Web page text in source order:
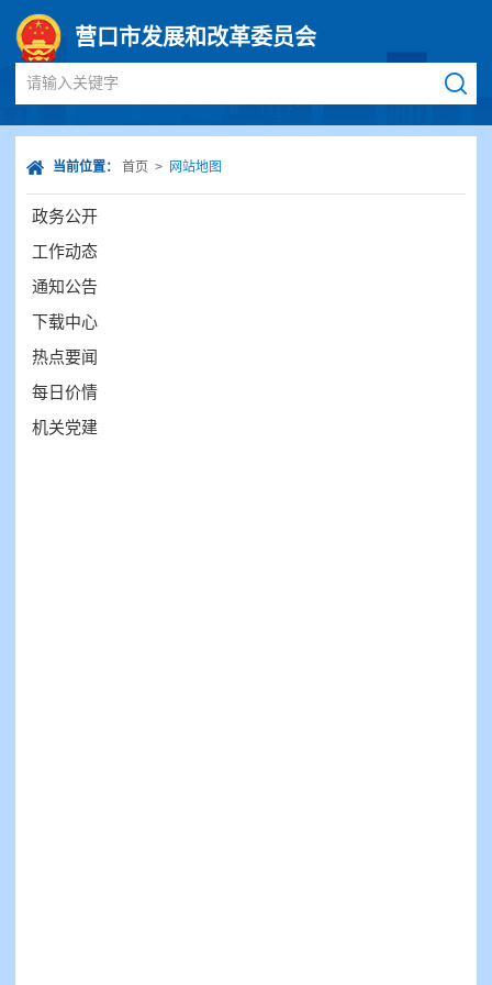
营口市发展和改革委员会
请输入关键字
当前位置： 首页 > 网站地图
政务公开
工作动态
通知公告
下载中心
热点要闻
每日价情
机关党建